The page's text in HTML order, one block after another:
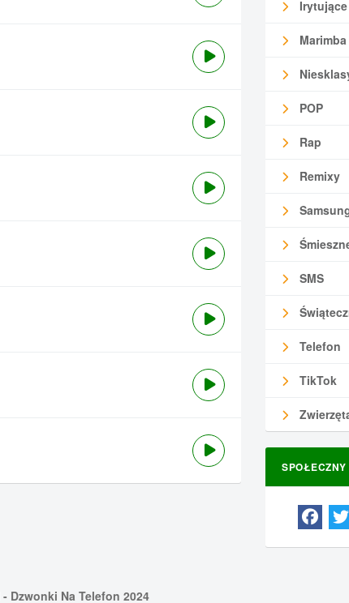
Irytujące
POP
Rap
Remixy
SMS
Telefon
TikTok
SPOŁECZNY
- Dzwonki Na Telefon 2024